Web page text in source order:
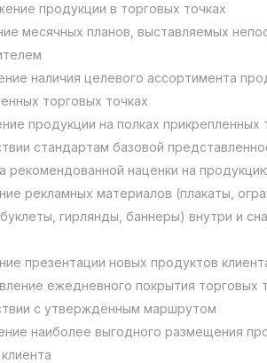
продукции в торговых точках
месячных планов, выставляемых
наличия целевого ассортимента
торговых точках
продукции на полках прикрепленных
стандартам базовой
рекомендованной наценки на
рекламных материалов (плакаты,
гирлянды, баннеры) внутри и
презентации новых продуктов
ежедневного покрытия торговых
с утверждённым маршрутом
наиболее выгодного размещения